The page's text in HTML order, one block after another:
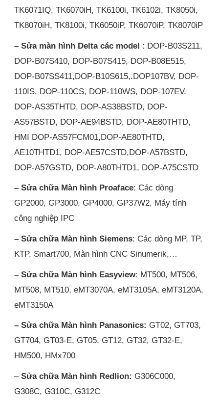
TK6071IQ, TK6070iH, TK6100i, TK6102i, TK8050i,
TK8070iH, TK8100i, TK6050iP, TK6070iP, TK8070iP
– Sửa màn hình Delta các model : DOP-B03S211,
DOP-B07S410, DOP-B07S415, DOP-B08E515,
DOP-B07SS411,DOP-B10S615,.DOP107BV, DOP-
110IS, DOP-110CS, DOP-110WS, DOP-107EV,
DOP-AS35THTD, DOP-AS38BSTD, DOP-
AS57BSTD, DOP-AE94BSTD, DOP-AE80THTD,
HMI DOP-AS57FCM01,DOP-AE80THTD,
AE10THTD1, DOP-AE57CSTD,DOP-A57BSTD,
DOP-A57GSTD, DOP-A80THTD1, DOP-A75CSTD
– Sửa chữa Màn hình Proaface: Các dòng
GP2000, GP3000, GP4000, GP37W2, Máy tính
công nghiệp IPC
– Sửa chữa Màn hình Siemens: Các dòng MP, TP,
KTP, Smart700, Màn hình CNC Sinumerik,…
– Sửa chữa Màn hình Easyview: MT500, MT506,
MT508, MT510, eMT3070A, eMT3105A, eMT3120A,
eMT3150A
– Sửa chữa Màn hình Panasonics: GT02, GT703,
GT704, GT03-E, GT05, GT12, GT32, GT32-E,
HM500, HMx700
–Sửa chữa Màn hình Redlion: G306C000,
G308C, G310C, G312C